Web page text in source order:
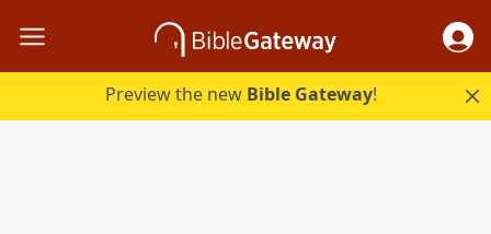
Preview the new Bible Gateway!